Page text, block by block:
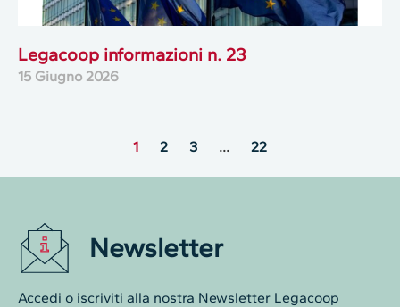
Legacoop informazioni n. 23
15 Giugno 2026
1 2 3 … 22
Newsletter
Accedi o iscriviti alla nostra Newsletter Legacoop